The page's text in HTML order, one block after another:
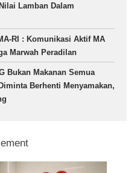
Lamban Dalam
RI : Komunikasi Aktif MA
Marwah Peradilan
Bukan Makanan Semua
Berhenti Menyamakan,